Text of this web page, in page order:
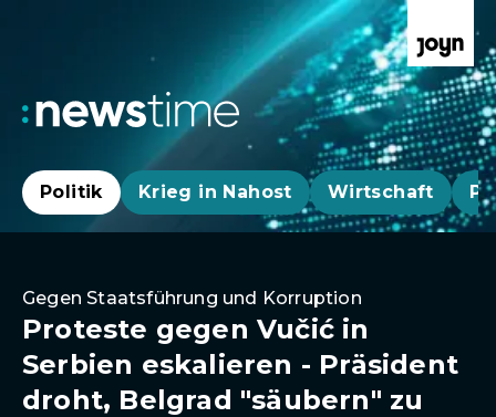
Politik Krieg in Nahost Wirtschaft
Gegen Staatsführung und Korruption
Proteste gegen Vučić in
Serbien eskalieren - Präsident
droht, Belgrad "säubern" zu